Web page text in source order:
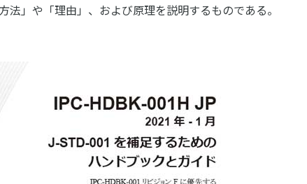
法」や「理由」、および原理を説明するものである。